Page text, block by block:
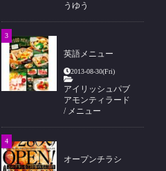
うゆう
英語メニュー
2013-08-30(Fri)
アイリッシュパブ
アモンティラード
/ メニュー
オープンチラシ